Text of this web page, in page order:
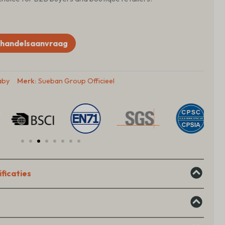
Merk: Sueban Group Officieel